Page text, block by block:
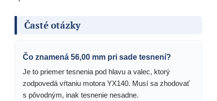
Časté otázky
Čo znamená 56,00 mm pri sade tesnení?
Je to priemer tesnenia pod hlavu a valec, ktorý
zodpovedá vŕtaniu motora YX140. Musí sa zhodovať
s pôvodným, inak tesnenie nesadne.